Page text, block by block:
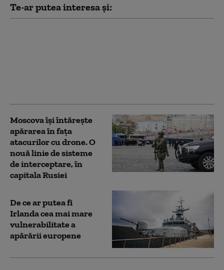
Te-ar putea interesa și:
Moscova își întărește
apărarea în fața
atacurilor cu drone. O
nouă linie de sisteme
de interceptare, în
capitala Rusiei
De ce ar putea fi
Irlanda cea mai mare
vulnerabilitate a
apărării europene